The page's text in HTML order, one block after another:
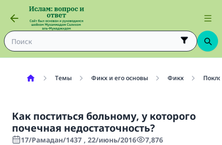
Темы Фикх и его основы Фикх
Как поститься больному, у которого
почечная недостаточность?
17/Рамадан/1437 , 22/июнь/2016 7,876